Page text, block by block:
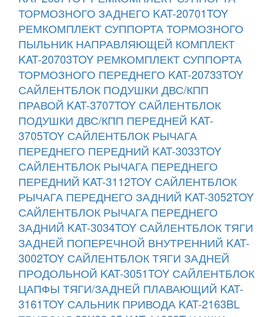
ТОРМОЗНОГО ЗАДНЕГО KAT-20701TOY
РЕМКОМПЛЕКТ СУППОРТА ТОРМОЗНОГО
ПЫЛЬНИК НАПРАВЛЯЮЩЕЙ КОМПЛЕКТ
KAT-20703TOY РЕМКОМПЛЕКТ СУППОРТА
ТОРМОЗНОГО ПЕРЕДНЕГО KAT-20733TOY
САЙЛЕНТБЛОК ПОДУШКИ ДВС/КПП
ПРАВОЙ KAT-3707TOY САЙЛЕНТБЛОК
ПОДУШКИ ДВС/КПП ПЕРЕДНЕЙ KAT-
3705TOY САЙЛЕНТБЛОК РЫЧАГА
ПЕРЕДНЕГО ПЕРЕДНИЙ KAT-3033TOY
САЙЛЕНТБЛОК РЫЧАГА ПЕРЕДНЕГО
ПЕРЕДНИЙ KAT-3112TOY САЙЛЕНТБЛОК
РЫЧАГА ПЕРЕДНЕГО ЗАДНИЙ KAT-3052TOY
САЙЛЕНТБЛОК РЫЧАГА ПЕРЕДНЕГО
ЗАДНИЙ KAT-3034TOY САЙЛЕНТБЛОК ТЯГИ
ЗАДНЕЙ ПОПЕРЕЧНОЙ ВНУТРЕННИЙ KAT-
3002TOY САЙЛЕНТБЛОК ТЯГИ ЗАДНЕЙ
ПРОДОЛЬНОЙ KAT-3051TOY САЙЛЕНТБЛОК
ЦАПФЫ ТЯГИ/ЗАДНЕЙ ПЛАВАЮЩИЙ KAT-
3161TOY САЛЬНИК ПРИВОДА KAT-2163BL